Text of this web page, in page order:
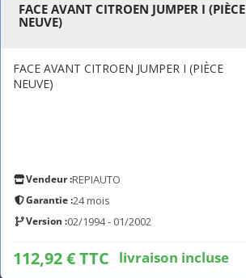
FACE AVANT CITROEN JUMPER I (PIÈCE
NEUVE)
FACE AVANT CITROEN JUMPER I (PIÈCE
NEUVE)
Vendeur :REPIAUTO
Garantie :24 mois
Version :02/1994 - 01/2002
112,92 € TTC livraison incluse